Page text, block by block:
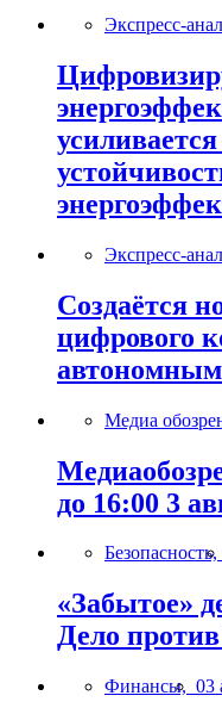
Экспресс-
Экспресс-
Создаётся
цифрового
Медиа
до 16:00 3
Безопасность,
«Забытое»
Дело
Финансы, 03